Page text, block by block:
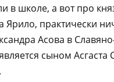
в школе, а вот про
Ярило, практически
Асова в
сыном